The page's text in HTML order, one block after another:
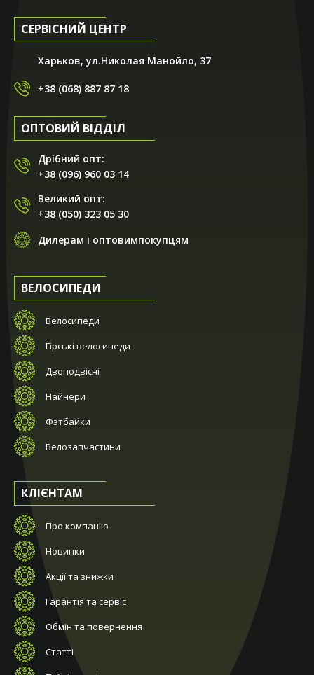
СЕРВІСНИЙ ЦЕНТР
Харьков, ул.Николая Манойло, 37
+38 (068) 887 87 18
ОПТОВИЙ ВІДДІЛ
Дрібний опт:
+38 (096) 960 03 14
Великий опт:
+38 (050) 323 05 30
Дилерам і оптовимпокупцям
ВЕЛОСИПЕДИ
Велосипеди
Гірські велосипеди
Двоподвісні
Найнери
Фэтбайки
Велозапчастини
КЛІЄНТАМ
Про компанію
Новинки
Акції та знижки
Гарантія та сервіс
Обмін та повернення
Статті